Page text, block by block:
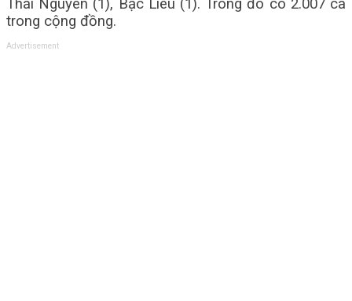
Thái Nguyên (1), Bạc Liêu (1). Trong đó có 2.007 ca
trong cộng đồng.
Advertisement